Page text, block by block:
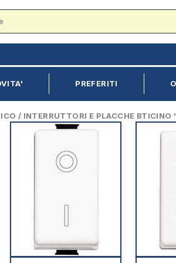
PREFERITI
/ INTERRUTTORI E PLACCHE BTICINO